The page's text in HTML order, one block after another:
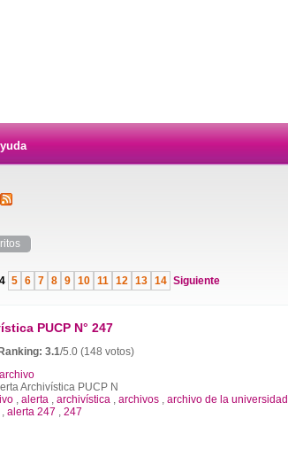
4 5 6 7 8 9 10 11 12 13 14 Siguiente
PUCP N° 247
3.1/5.0 (148 votos)
archivo
Archivística PUCP N
alerta archivística archivos archivo de la universidad
alerta 247
247